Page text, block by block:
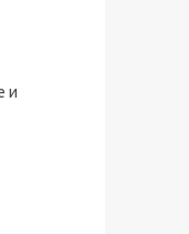
А)
В)
и